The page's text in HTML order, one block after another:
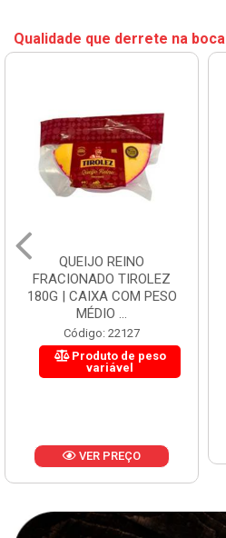
Qualidade que derrete na boca
QUEIJO REINO
FRACIONADO TIROLEZ
180G | CAIXA COM PESO
MÉDIO ...
Código: 22127
Produto de peso
variável
VER PREÇO